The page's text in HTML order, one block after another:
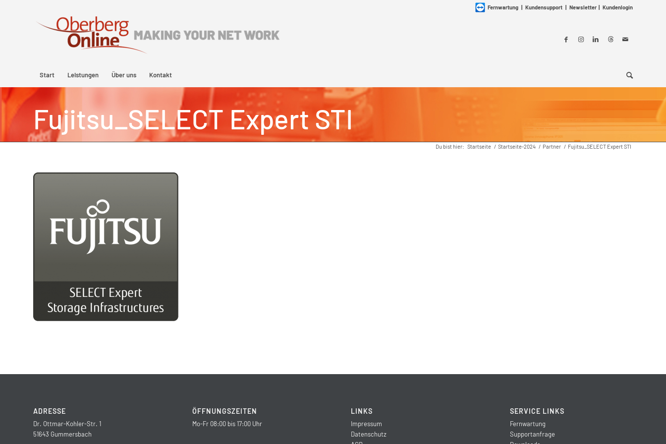
Fernwartung | Kundensupport | Newsletter | Kundenlogin
Start Leistungen Über uns Kontakt
Fujitsu_SELECT Expert STI
Du bist hier: Startseite / Startseite-2024 / Partner / Fujitsu_SELECT Expert STI
ADRESSE
Dr. Ottmar-Kohler-Str. 1
51643 Gummersbach
ÖFFNUNGSZEITEN
Mo-Fr 08:00 bis 17:00 Uhr
LINKS
Impressum
Datenschutz
SERVICE LINKS
Fernwartung
Supportanfrage